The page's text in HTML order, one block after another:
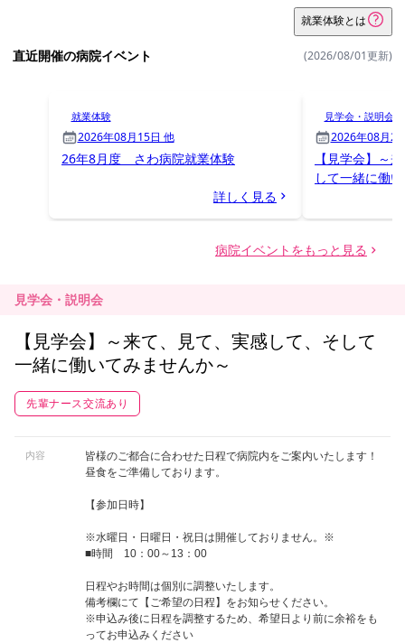
見学会・説明会
【見学会】～来て、見て、実感して、そして
一緒に働いてみませんか～
先輩ナース交流あり
内容
皆様のご都合に合わせた日程で病院内をご案内いたします！
昼食をご準備しております。
【参加日時】
※水曜日・日曜日・祝日は開催しておりません。※
■時間 10：00～13：00
日程やお時間は個別に調整いたします。
備考欄にて【ご希望の日程】をお知らせください。
※申込み後に日程を調整するため、希望日より前に余裕をも
ってお申込みください